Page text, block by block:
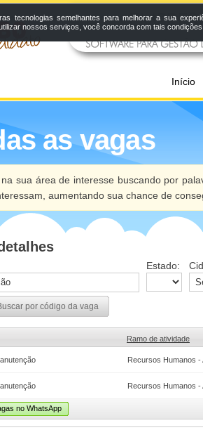
Início
as vagas
sua área de interesse buscando por
aumentando sua chance de
Estado:
por código da vaga
Ramo de atividade
Recursos Humanos -
Recursos Humanos -
no WhatsApp
tecnologias semelhantes para melhorar a sua
nossos serviços, você concorda com tais